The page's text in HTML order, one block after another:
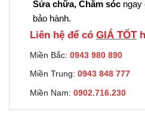
Sửa chữa, Chăm sóc ngay
bảo hành.
Liên hệ để có GIÁ TỐT
Miền Bắc: 0943 980 890
Miền Trung: 0943 848 777
Miền Nam: 0902.716.230